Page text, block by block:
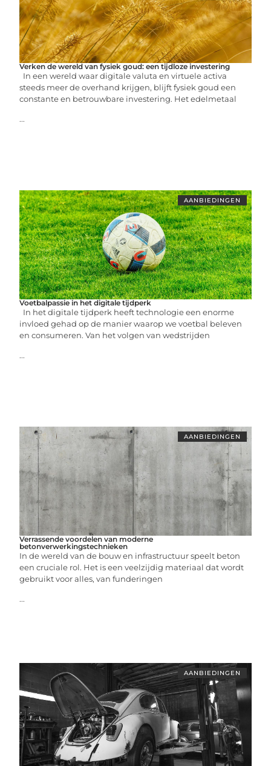
Verken de wereld van fysiek goud: een tijdloze investering
In een wereld waar digitale valuta en virtuele activa
steeds meer de overhand krijgen, blijft fysiek goud een
constante en betrouwbare investering. Het edelmetaal
...
AANBIEDINGEN
Voetbalpassie in het digitale tijdperk
In het digitale tijdperk heeft technologie een enorme
invloed gehad op de manier waarop we voetbal beleven
en consumeren. Van het volgen van wedstrijden
...
AANBIEDINGEN
Verrassende voordelen van moderne
betonverwerkingstechnieken
In de wereld van de bouw en infrastructuur speelt beton
een cruciale rol. Het is een veelzijdig materiaal dat wordt
gebruikt voor alles, van funderingen
...
AANBIEDINGEN